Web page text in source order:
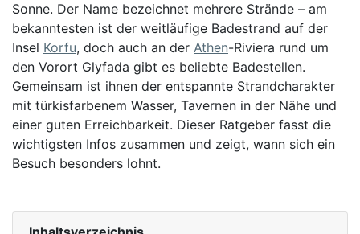
Sonne. Der Name bezeichnet mehrere Strände – am
bekanntesten ist der weitläufige Badestrand auf der
Insel Korfu, doch auch an der Athen-Riviera rund um
den Vorort Glyfada gibt es beliebte Badestellen.
Gemeinsam ist ihnen der entspannte Strandcharakter
mit türkisfarbenem Wasser, Tavernen in der Nähe und
einer guten Erreichbarkeit. Dieser Ratgeber fasst die
wichtigsten Infos zusammen und zeigt, wann sich ein
Besuch besonders lohnt.